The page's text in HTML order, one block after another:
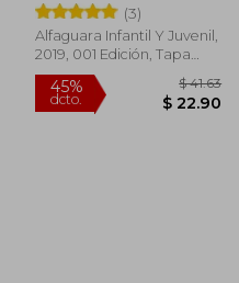
(3)
Alfaguara Infantil Y Juvenil,
2019, 001 Edición, Tapa
Blanda, Nuevo